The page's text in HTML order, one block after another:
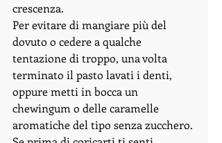
crescenza.
Per evitare di mangiare più del
dovuto o cedere a qualche
tentazione di troppo, una volta
terminato il pasto lavati i denti,
oppure metti in bocca un
chewingum o delle caramelle
aromatiche del tipo senza zucchero.